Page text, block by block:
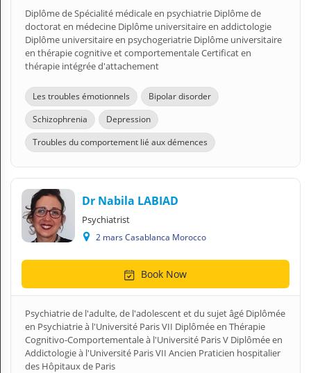
Diplôme de Spécialité médicale en psychiatrie Diplôme de
doctorat en médecine Diplôme universitaire en addictologie
Diplôme universitaire en psychogeriatrie Diplôme universitaire
en thérapie cognitive et comportementale Certificat en
thérapie intégrée d'attachement
Les troubles émotionnels
Bipolar disorder
Schizophrenia
Depression
Troubles du comportement lié aux démences
Dr Nabila LABIAD
Psychiatrist
2 mars Casablanca Morocco
Book Now
Psychiatrie de l'adulte, de l'adolescent et du sujet âgé Diplômée
en Psychiatrie à l'Université Paris VII Diplômée en Thérapie
Cognitivo-Comportementale à l'Université Paris V Diplômée en
Addictologie à l'Université Paris VII Ancien Praticien hospitalier
des Hôpitaux de Paris